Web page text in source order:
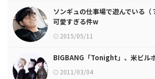
ソンギュの仕事場で遊んでいる
可愛すぎる件w
2015/05/11
BIGBANG「Tonight」、米ビル
2011/03/04